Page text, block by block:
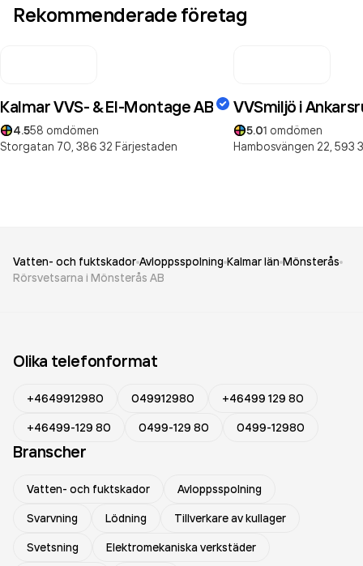
Rekommenderade företag
Kalmar VVS- & El-Montage AB
4.558 omdömen
Storgatan 70, 386 32 Färjestaden
VVSmiljö i
5.01 omdömen
Hambosvängen 22, 593
Vatten- och fuktskador Avloppsspolning Kalmar län Mönsterås
Rörsvetsarna i Mönsterås AB
Olika telefonformat
+4649912980 049912980
+46499 129 80
+46499-129 80
0499-129 80 0499-12980
Branscher
Vatten- och fuktskador
Avloppsspolning
Svarvning
Lödning
Tillverkare av kullager
Svetsning
Elektromekaniska verkstäder